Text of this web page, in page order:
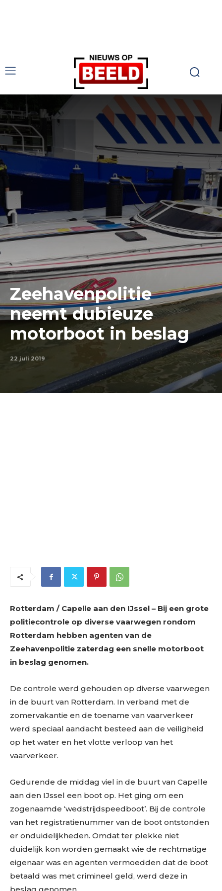
Zeehavenpolitie
neemt dubieuze
motorboot in beslag
22 juli 2019
Rotterdam / Capelle aan den IJssel – Bij een grote
politiecontrole op diverse vaarwegen rondom
Rotterdam hebben agenten van de
Zeehavenpolitie zaterdag een snelle motorboot
in beslag genomen.
De controle werd gehouden op diverse vaarwegen
in de buurt van Rotterdam. In verband met de
zomervakantie en de toename van vaarverkeer
werd speciaal aandacht besteed aan de veiligheid
op het water en het vlotte verloop van het
vaarverkeer.
Gedurende de middag viel in de buurt van Capelle
aan den IJssel een boot op. Het ging om een
zogenaamde ‘wedstrijdspeedboot’. Bij de controle
van het registratienummer van de boot ontstonden
er onduidelijkheden. Omdat ter plekke niet
duidelijk kon worden gemaakt wie de rechtmatige
eigenaar was en agenten vermoedden dat de boot
betaald was met crimineel geld, werd deze in